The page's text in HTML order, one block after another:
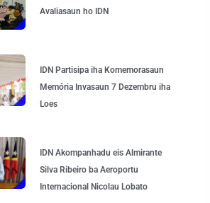
Avaliasaun ho IDN
IDN Partisipa iha Komemorasaun
Memória Invasaun 7 Dezembru iha
Loes
IDN Akompanhadu eis Almirante
Silva Ribeiro ba Aeroportu
Internacional Nicolau Lobato